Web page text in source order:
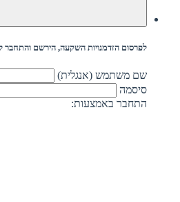
לפרסום הזדמנויות השקעה, הירשם והתחבר לאתר.
שם משתמש (אנגלית)
סיסמה
התחבר באמצעות: